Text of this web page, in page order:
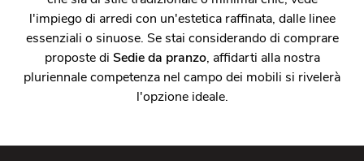
l'impiego di arredi con un'estetica raffinata, dalle linee
essenziali o sinuose. Se stai considerando di comprare
proposte di Sedie da pranzo, affidarti alla nostra
pluriennale competenza nel campo dei mobili si rivelerà
l'opzione ideale.